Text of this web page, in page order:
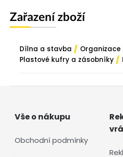
Zařazení zboží
Dílna a stavba /
Plastové kufry a zásobníky /
Vše o nákupu
Obchodní podmínky